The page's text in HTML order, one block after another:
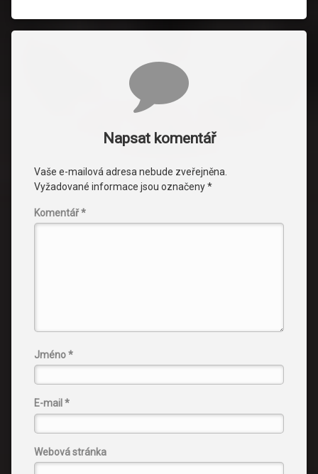
Napsat komentář
Vaše e-mailová adresa nebude zveřejněna.
Vyžadované informace jsou označeny*
Komentář*
Jméno*
E-mail *
Webová stránka